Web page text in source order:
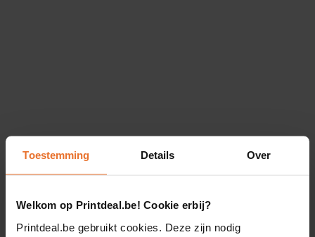
Toestemming Details Over
Welkom op Printdeal.be! Cookie erbij?
Printdeal.be gebruikt cookies. Deze zijn nodig